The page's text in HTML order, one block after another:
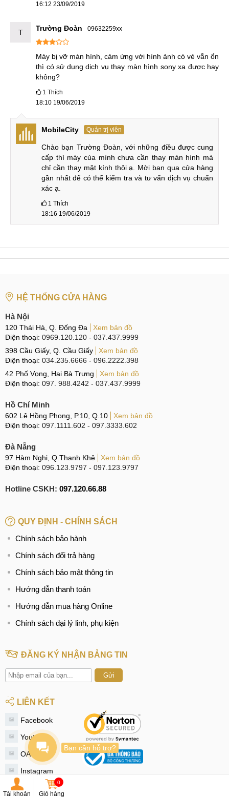
16:12 23/09/2019
T Trường Đoàn 09632259xx
Máy bị vỡ màn hình, cảm ứng với hình ảnh có vẻ vẫn ổn
thì có sử dụng dịch vụ thay màn hình sony xa được hay
không?
1 Thích
18:10 19/06/2019
MobileCity Quản trị viên
Chào bạn Trường Đoàn, với những điều được cung
cấp thì máy của mình chưa cần thay màn hình mà
chỉ cần thay mặt kính thôi ạ. Mời ban qua cửa hàng
gần nhất để có thể kiểm tra và tư vấn dịch vụ chuẩn
xác ạ.
1 Thích
18:16 19/06/2019
HỆ THỐNG CỬA HÀNG
Hà Nội
120 Thái Hà, Q. Đống Đa
Xem bản đồ
Điện thoại: 0969.120.120 - 037.437.9999
398 Cầu Giấy, Q. Cầu Giấy
Xem bản đồ
Điện thoại: 034.235.6666 - 096.2222.398
42 Phố Vọng, Hai Bà Trưng
Xem bản đồ
Điện thoại: 097. 988.4242 - 037.437.9999
Hồ Chí Minh
602 Lê Hồng Phong, P.10, Q.10
Xem bản đồ
Điện thoại: 097.1111.602 - 097.3333.602
Đà Nẵng
97 Hàm Nghi, Q.Thanh Khê
Xem bản đồ
Điện thoại: 096.123.9797 - 097.123.9797
Hotline CSKH: 097.120.66.88
QUY ĐỊNH - CHÍNH SÁCH
Chính sách bảo hành
Chính sách đổi trả hàng
Chính sách bảo mật thông tin
Hướng dẫn thanh toán
Hướng dẫn mua hàng Online
Chính sách đại lý linh, phụ kiện
ĐĂNG KÝ NHẬN BẢNG TIN
Gửi
LIÊN KẾT
Facebook
Youtube
OA Zalo
Instagram
Tiktok
Tài khoản
0
Giỏ hàng
Bạn cần hỗ trợ?